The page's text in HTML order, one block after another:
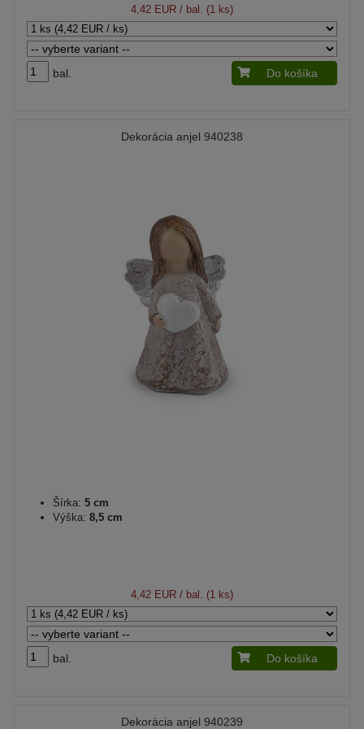
4,42 EUR / bal. (1 ks)
bal. Do košíka
Dekorácia anjel 940238
Šírka: 5 cm
Výška: 8,5 cm
4,42 EUR / bal. (1 ks)
bal. Do košíka
Dekorácia anjel 940239